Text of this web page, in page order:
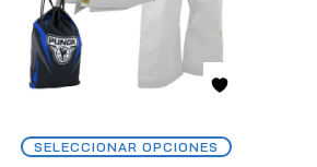
SELECCIONAR OPCIONES
CREAR UNA CUENTA